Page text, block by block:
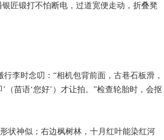
匠锻打不怕断电，过道宽便走动，折叠凳
李时念叨：“相机包背前面，古巷石板滑，
苗语‘您好’）才让拍。”检查轮胎时，会抠
状神似；右边枫树林，十月红叶能染红河